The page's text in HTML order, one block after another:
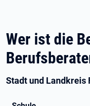
Wer ist die
Stadt und Landkreis